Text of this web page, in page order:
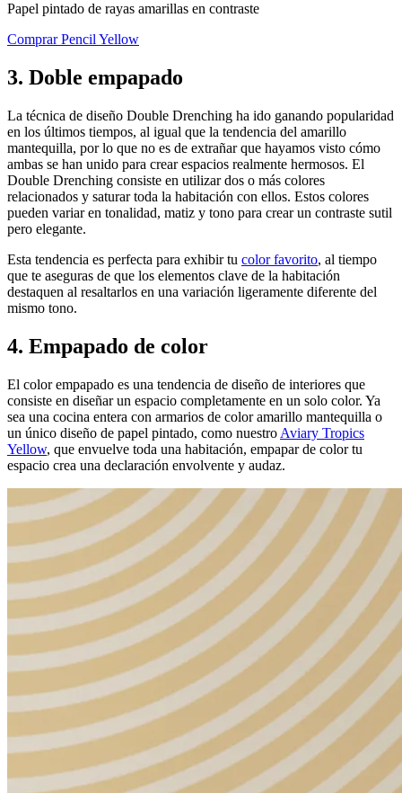
Papel pintado de rayas amarillas en contraste
Comprar Pencil Yellow
3. Doble empapado
La técnica de diseño Double Drenching ha ido ganando popularidad
en los últimos tiempos, al igual que la tendencia del amarillo
mantequilla, por lo que no es de extrañar que hayamos visto cómo
ambas se han unido para crear espacios realmente hermosos. El
Double Drenching consiste en utilizar dos o más colores
relacionados y saturar toda la habitación con ellos. Estos colores
pueden variar en tonalidad, matiz y tono para crear un contraste sutil
pero elegante.
Esta tendencia es perfecta para exhibir tu color favorito, al tiempo
que te aseguras de que los elementos clave de la habitación
destaquen al resaltarlos en una variación ligeramente diferente del
mismo tono.
4. Empapado de color
El color empapado es una tendencia de diseño de interiores que
consiste en diseñar un espacio completamente en un solo color. Ya
sea una cocina entera con armarios de color amarillo mantequilla o
un único diseño de papel pintado, como nuestro Aviary Tropics
Yellow, que envuelve toda una habitación, empapar de color tu
espacio crea una declaración envolvente y audaz.